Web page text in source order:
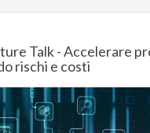
Talk - Accelerare
rischi e costi